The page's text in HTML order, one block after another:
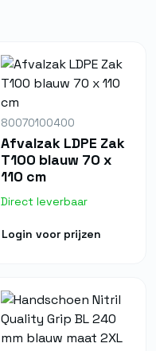
80070100400
Afvalzak LDPE Zak
T100 blauw 70 x
110 cm
Direct leverbaar
Login voor prijzen